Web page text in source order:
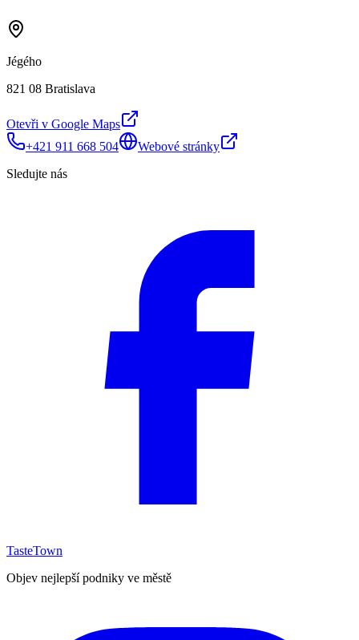
Jégého
821 08 Bratislava
Otevři v Google Maps
+421 911 668 504
Webové stránky
Sledujte nás
TasteTown
Objev nejlepší podniky ve městě